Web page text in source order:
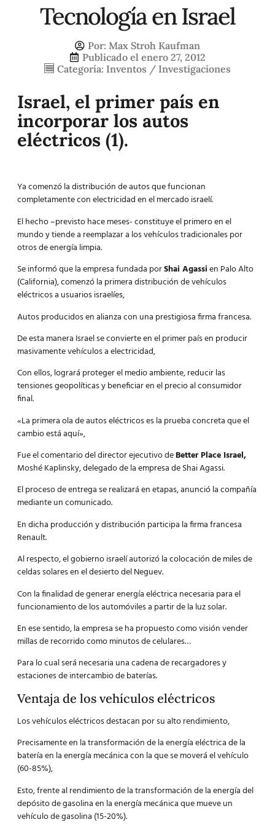
Tecnología en Israel
Por: Max Stroh Kaufman
Publicado el enero 27, 2012
Categoría: Inventos / Investigaciones
Israel, el primer país en
incorporar los autos
eléctricos (1).
Ya comenzó la distribución de autos que funcionan
completamente con electricidad en el mercado israelí.
El hecho –previsto hace meses- constituye el primero en el
mundo y tiende a reemplazar a los vehículos tradicionales por
otros de energía limpia.
Se informó que la empresa fundada porShai Agassien Palo Alto
(California), comenzó la primera distribución de vehículos
eléctricos a usuarios israelíes,
Autos producidos en alianza con una prestigiosa firma francesa.
De esta manera Israel se convierte en el primer país en producir
masivamente vehículos a electricidad,
Con ellos, logrará proteger el medio ambiente, reducir las
tensiones geopolíticas y beneficiar en el precio al consumidor
final.
«La primera ola de autos eléctricos es la prueba concreta que el
cambio está aquí»,
Fue el comentario del director ejecutivo deBetter Place Israel,
Moshé Kaplinsky, delegado de la empresa de Shai Agassi.
El proceso de entrega se realizará en etapas, anunció la compañía
mediante un comunicado.
En dicha producción y distribución participa la firma francesa
Renault.
Al respecto, el gobierno israelí autorizó la colocación de miles de
celdas solares en el desierto del Neguev.
Con la finalidad de generar energía eléctrica necesaria para el
funcionamiento de los automóviles a partir de la luz solar.
En ese sentido, la empresa se ha propuesto como visión vender
millas de recorrido como minutos de celulares…
Para lo cual será necesaria una cadena de recargadores y
estaciones de intercambio de baterías.
Ventaja de los vehículos eléctricos
Los vehículos eléctricos destacan por su alto rendimiento,
Precisamente en la transformación de la energía eléctrica de la
batería en la energía mecánica con la que se moverá el vehículo
(60-85%),
Esto, frente al rendimiento de la transformación de la energía del
depósito de gasolina en la energía mecánica que mueve un
vehículo de gasolina (15-20%).